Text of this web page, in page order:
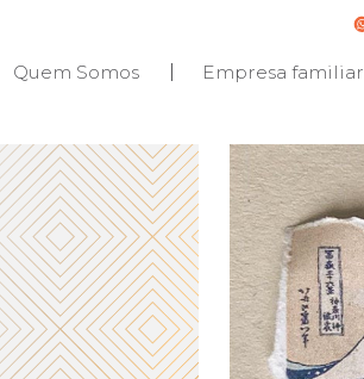
Quem Somos Empresa familiar